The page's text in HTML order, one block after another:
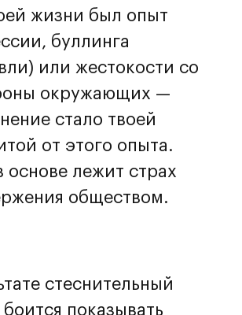
жизни был опыт
буллинга
или жестокости со
окружающих —
стало твоей
от этого опыта.
основе лежит страх
обществом.
стеснительный
показывать